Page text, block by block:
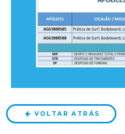
VOLTAR ATRÁS